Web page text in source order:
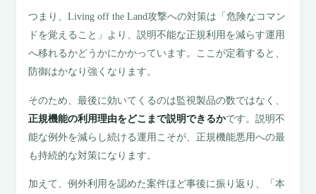
つまり、Living off the Land攻撃への対策は「危険なコマン
ドを覚えること」より、説明不能な正規利用を減らす運用
へ移れるかどうかにかかっています。ここが定着すると、
防御はかなり強くなります。
そのため、最後に効いてくるのは監視製品の数ではなく、
正規機能の利用理由をどこまで説明できるかです。説明不
能な例外を減らし続ける運用こそが、正規機能悪用への最
も持続的な対策になります。
加えて、例外利用を認めた案件ほど事後に振り返り、「本